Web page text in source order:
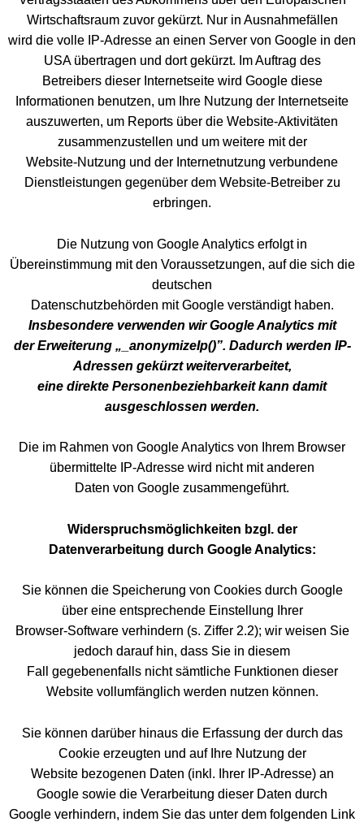
Wirtschaftsraum zuvor gekürzt. Nur in Ausnahmefällen
wird die volle IP-Adresse an einen Server von Google in den
USA übertragen und dort gekürzt. Im Auftrag des
Betreibers dieser Internetseite wird Google diese
Informationen benutzen, um Ihre Nutzung der Internetseite
auszuwerten, um Reports über die Website-Aktivitäten
zusammenzustellen und um weitere mit der
Website-Nutzung und der Internetnutzung verbundene
Dienstleistungen gegenüber dem Website-Betreiber zu
erbringen.
Die Nutzung von Google Analytics erfolgt in
Übereinstimmung mit den Voraussetzungen, auf die sich die
deutschen
Datenschutzbehörden mit Google verständigt haben.
Insbesondere verwenden wir Google Analytics mit
der Erweiterung „_anonymizeIp()”. Dadurch werden IP-
Adressen gekürzt weiterverarbeitet,
eine direkte Personenbeziehbarkeit kann damit
ausgeschlossen werden.
Die im Rahmen von Google Analytics von Ihrem Browser
übermittelte IP-Adresse wird nicht mit anderen
Daten von Google zusammengeführt.
Widerspruchsmöglichkeiten bzgl. der
Datenverarbeitung durch Google Analytics:
Sie können die Speicherung von Cookies durch Google
über eine entsprechende Einstellung Ihrer
Browser-Software verhindern (s. Ziffer 2.2); wir weisen Sie
jedoch darauf hin, dass Sie in diesem
Fall gegebenenfalls nicht sämtliche Funktionen dieser
Website vollumfänglich werden nutzen können.
Sie können darüber hinaus die Erfassung der durch das
Cookie erzeugten und auf Ihre Nutzung der
Website bezogenen Daten (inkl. Ihrer IP-Adresse) an
Google sowie die Verarbeitung dieser Daten durch
Google verhindern, indem Sie das unter dem folgenden Link